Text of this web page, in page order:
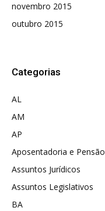
novembro 2015
outubro 2015
Categorias
AL
AM
AP
Aposentadoria e Pensão
Assuntos Jurídicos
Assuntos Legislativos
BA